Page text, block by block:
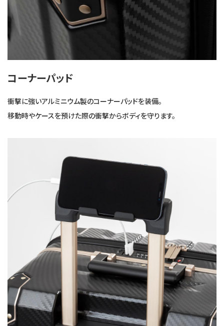
コーナーパッド
衝撃に強いアルミニウム製のコーナーパッドを装備。
移動時やケースを預けた際の衝撃からボディを守ります。